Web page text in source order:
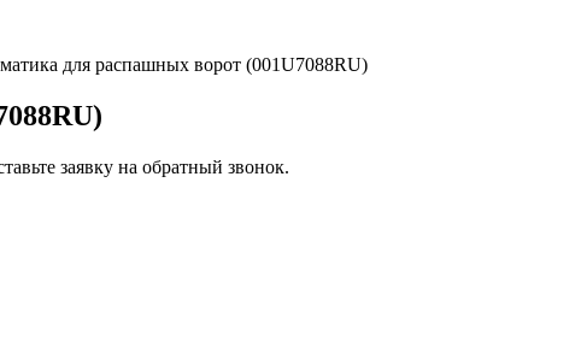
для распашных ворот (001U7088RU)
заявку на обратный звонок.